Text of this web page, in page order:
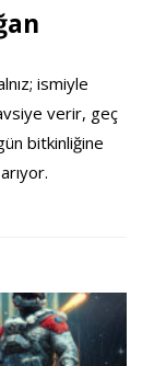
ismiyle
verir, geç
bitkinliğine